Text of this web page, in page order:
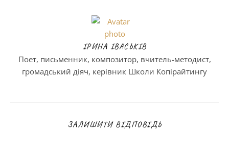
ІРИНА ІВАСЬКІВ
Поет, письменник, композитор, вчитель-методист,
громадський діяч, керівник Школи Копірайтингу
ЗАЛИШИТИ ВІДПОВІДЬ